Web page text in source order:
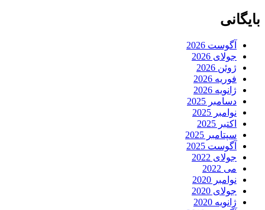
بایگانی
آگوست 2026
جولای 2026
ژوئن 2026
فوریه 2026
ژانویه 2026
دسامبر 2025
نوامبر 2025
اکتبر 2025
سپتامبر 2025
آگوست 2025
جولای 2022
می 2022
نوامبر 2020
جولای 2020
ژانویه 2020